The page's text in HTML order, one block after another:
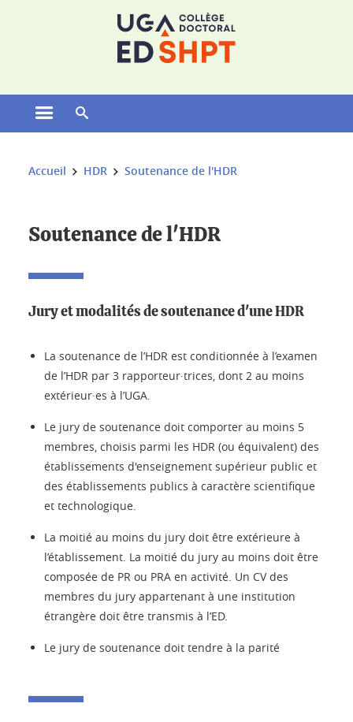
Ouvrir le menu principal
Vous êtes ici :
Accueil HDR Soutenance de l'HDR
Soutenance de l'HDR
Jury et modalités de soutenance d'une HDR
La soutenance de l’HDR est conditionnée à l’examen
de l’HDR par 3 rapporteur∙trices, dont 2 au moins
extérieur∙es à l’UGA.
Le jury de soutenance doit comporter au moins 5
membres, choisis parmi les HDR (ou équivalent) des
établissements d'enseignement supérieur public et
des établissements publics à caractère scientifique
et technologique.
La moitié au moins du jury doit être extérieure à
l’établissement. La moitié du jury au moins doit être
composée de PR ou PRA en activité. Un CV des
membres du jury appartenant à une institution
étrangère doit être transmis à l’ED.
Le jury de soutenance doit tendre à la parité